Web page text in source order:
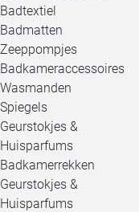
Badtextiel
Badmatten
Zeeppompjes
Badkameraccessoires
Wasmanden
Spiegels
Geurstokjes &
Huisparfums
Badkamerrekken
Geurstokjes &
Huisparfums